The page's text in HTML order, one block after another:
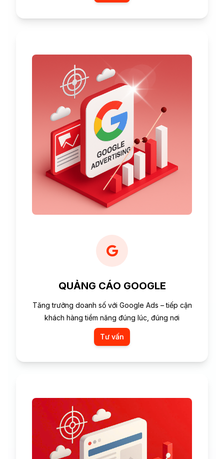
QUẢNG CÁO GOOGLE
Tăng trưởng doanh số với Google Ads – tiếp cận
khách hàng tiềm năng đúng lúc, đúng nơi
Tư vấn